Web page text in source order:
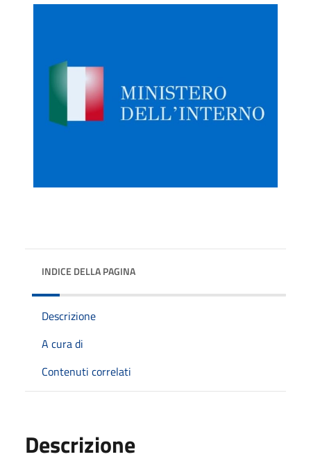
INDICE DELLA PAGINA
Descrizione
A cura di
Contenuti correlati
Descrizione